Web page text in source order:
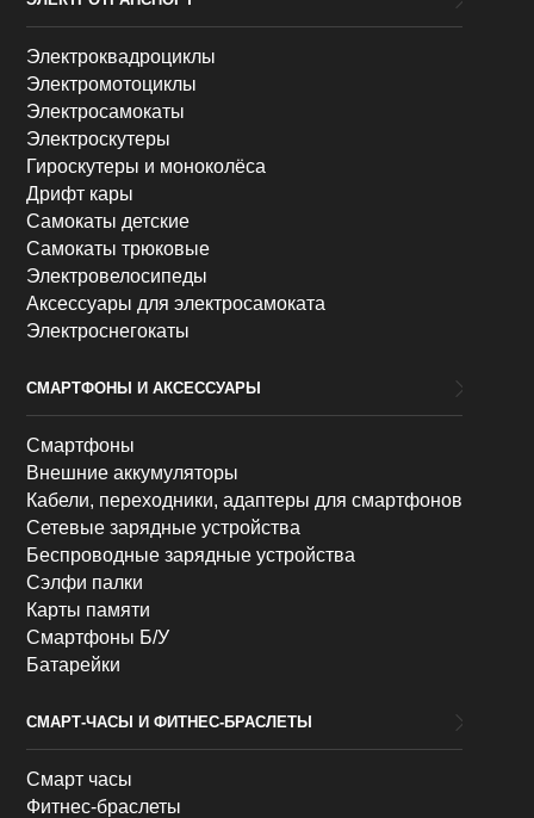
Электроквадроциклы
Электромотоциклы
Электросамокаты
Электроскутеры
Гироскутеры и моноколёса
Дрифт кары
Самокаты детские
Самокаты трюковые
Электровелосипеды
Аксессуары для электросамоката
Электроснегокаты
СМАРТФОНЫ И АКСЕССУАРЫ
Смартфоны
Внешние аккумуляторы
Кабели, переходники, адаптеры для смартфонов
Сетевые зарядные устройства
Беспроводные зарядные устройства
Сэлфи палки
Карты памяти
Смартфоны Б/У
Батарейки
СМАРТ-ЧАСЫ И ФИТНЕС-БРАСЛЕТЫ
Смарт часы
Фитнес-браслеты